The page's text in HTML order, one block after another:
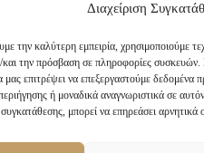
Διαχείριση
την καλύτερη εμπειρία, χρησιμοποιούμε
την πρόσβαση σε πληροφορίες συσκευών.
μας επιτρέψει να επεξεργαστούμε
ή μοναδικά αναγνωριστικά σε
μπορεί να επηρεάσει αρνητικά